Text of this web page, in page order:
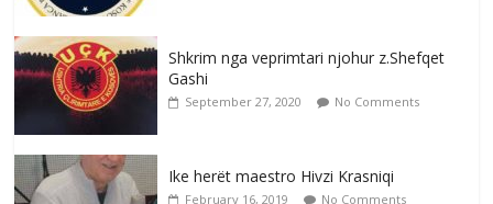
Shkrim nga veprimtari njohur z.Shefqet
Gashi
September 27, 2020 No Comments
Ike herët maestro Hivzi Krasniqi
February 16, 2019 No Comments